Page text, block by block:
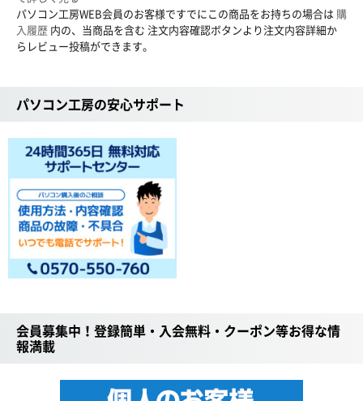
パソコン工房WEB会員のお客様ですでにこの商品をお持ちの場合は 購
入履歴 内の、当商品を含む 注文内容確認ボタンより注文内容詳細か
らレビュー投稿ができます。
パソコン工房の安心サポート
会員募集中！登録簡単・入会無料・クーポン等お得な情
報満載